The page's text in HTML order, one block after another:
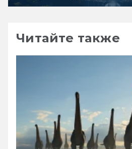
Читайте также